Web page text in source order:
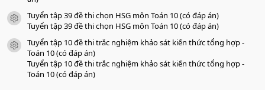
icon tài liệu
Tuyển tập 39 đề thi chọn HSG môn Toán 10 (có đáp án)
Tuyển tập 39 đề thi chọn HSG môn Toán 10 (có đáp án)
icon tài liệu
Tuyển tập 10 đề thi trắc nghiệm khảo sát kiến thức tổng hợp -
Toán 10 (có đáp án)
Tuyển tập 10 đề thi trắc nghiệm khảo sát kiến thức tổng hợp -
Toán 10 (có đáp án)